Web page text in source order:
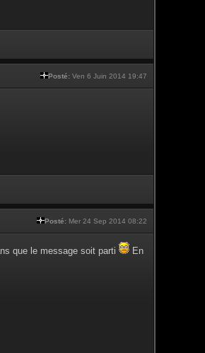
Posté: Ven 6 Juin 2014 19:47
Posté: Mer 24 Sep 2014 08:22
que le message soit parti
En